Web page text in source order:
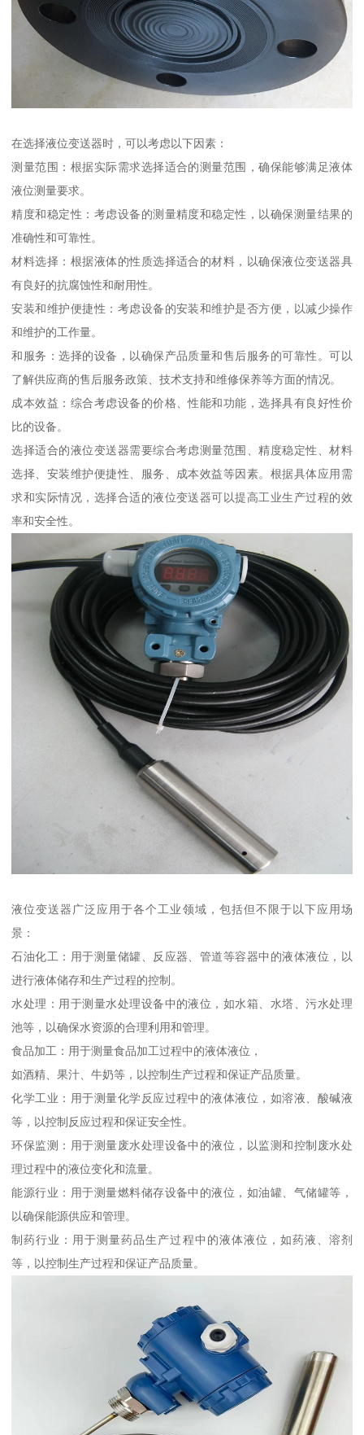
在选择液位变送器时，可以考虑以下因素：
测量范围：根据实际需求选择适合的测量范围，确保能够满足液体
液位测量要求。
精度和稳定性：考虑设备的测量精度和稳定性，以确保测量结果的
准确性和可靠性。
材料选择：根据液体的性质选择适合的材料，以确保液位变送器具
有良好的抗腐蚀性和耐用性。
安装和维护便捷性：考虑设备的安装和维护是否方便，以减少操作
和维护的工作量。
和服务：选择的设备，以确保产品质量和售后服务的可靠性。可以
了解供应商的售后服务政策、技术支持和维修保养等方面的情况。
成本效益：综合考虑设备的价格、性能和功能，选择具有良好性价
比的设备。
选择适合的液位变送器需要综合考虑测量范围、精度稳定性、材料
选择、安装维护便捷性、服务、成本效益等因素。根据具体应用需
求和实际情况，选择合适的液位变送器可以提高工业生产过程的效
率和安全性。
液位变送器广泛应用于各个工业领域，包括但不限于以下应用场
景：
石油化工：用于测量储罐、反应器、管道等容器中的液体液位，以
进行液体储存和生产过程的控制。
水处理：用于测量水处理设备中的液位，如水箱、水塔、污水处理
池等，以确保水资源的合理利用和管理。
食品加工：用于测量食品加工过程中的液体液位，
如酒精、果汁、牛奶等，以控制生产过程和保证产品质量。
化学工业：用于测量化学反应过程中的液体液位，如溶液、酸碱液
等，以控制反应过程和保证安全性。
环保监测：用于测量废水处理设备中的液位，以监测和控制废水处
理过程中的液位变化和流量。
能源行业：用于测量燃料储存设备中的液位，如油罐、气储罐等，
以确保能源供应和管理。
制药行业：用于测量药品生产过程中的液体液位，如药液、溶剂
等，以控制生产过程和保证产品质量。